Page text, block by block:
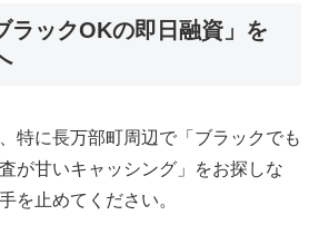
ラックOKの即日融資」を
特に長万部町周辺で「ブラックでも
が甘いキャッシング」をお探しな
を止めてください。